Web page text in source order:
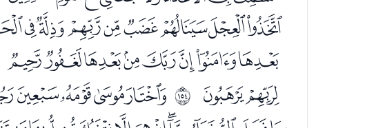
ﮠﮡﮢﮣﮤﮥﮦﮧ
ﯘﯙ ﲙ